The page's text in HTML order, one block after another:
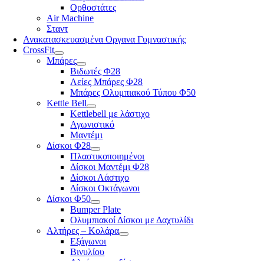
Ορθοστάτες
Air Machine
Σταντ
Ανακατασκευασμένα Οργανα Γυμναστικής
CrossFit
Μπάρες
Βιδωτές Φ28
Λείες Μπάρες Φ28
Μπάρες Ολυμπιακού Τύπου Φ50
Kettle Bell
Kettlebell με λάστιχο
Αγωνιστικό
Μαντέμι
Δίσκοι Φ28
Πλαστικοποιημένοι
Δίσκοι Μαντέμι Φ28
Δίσκοι Λάστιχο
Δίσκοι Οκτάγωνοι
Δίσκοι Φ50
Bumper Plate
Ολυμπιακοί Δίσκοι με Δαχτυλίδι
Αλτήρες – Κολάρα
Εξάγωνοι
Βινυλίου